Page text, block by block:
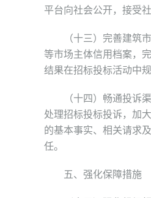
平台向社会公开，接受
（十三）完善建筑市
等市场主体信用档案，
结果在招标投标活动中
（十四）畅通投诉渠
处理招标投标投诉，加
的基本事实、相关请求
任。
五、强化保障措施